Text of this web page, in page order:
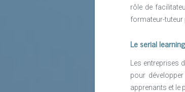
https://
rôle de
formateur-tuteur
Le serial
Les
pour
apprenants et le